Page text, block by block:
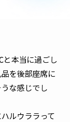
本当に過ごし
を後部座席に
な感じでし
ルウララって